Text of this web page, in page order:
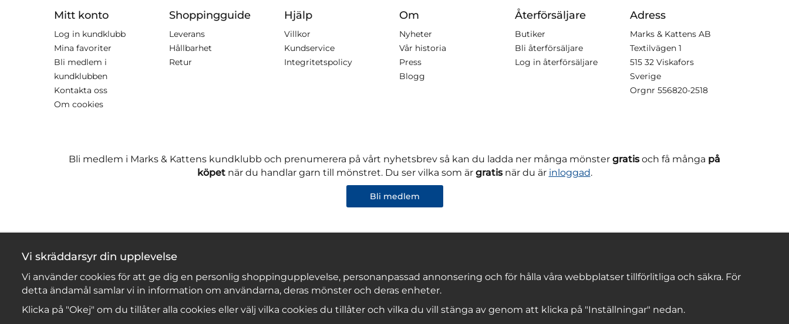
Mitt konto
Log in kundklubb
Mina favoriter
Bli medlem i
kundklubben
Kontakta oss
Om cookies
Shoppingguide
Leverans
Hållbarhet
Retur
Hjälp
Villkor
Kundservice
Integritetspolicy
Om
Nyheter
Vår historia
Press
Blogg
Återförsäljare
Butiker
Bli återförsäljare
Log in återförsäljare
Adress
Marks & Kattens AB
Textilvägen 1
515 32 Viskafors
Sverige
Orgnr 556820-2518
Bli medlem i Marks & Kattens kundklubb och prenumerera på vårt nyhetsbrev så kan du ladda ner många mönster gratisoch få många på
köpetnär du handlar garn till mönstret. Du ser vilka som är gratisnär du är inloggad.
Bli medlem
Copyright © 2026, Marks & Kattens AB
Vi skräddarsyr din upplevelse
Vi använder cookies för att ge dig en personlig shoppingupplevelse, personanpassad annonsering och för hålla våra webbplatser tillförlitliga och säkra. För
detta ändamål samlar vi in information om användarna, deras mönster och deras enheter.
Klicka på "Okej" om du tillåter alla cookies eller välj vilka cookies du tillåter och vilka du vill stänga av genom att klicka på "Inställningar" nedan.